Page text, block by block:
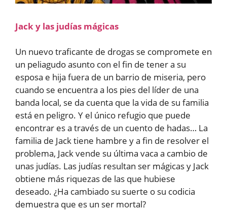
Jack y las judías mágicas
Un nuevo traficante de drogas se compromete en
un peliagudo asunto con el fin de tener a su
esposa e hija fuera de un barrio de miseria, pero
cuando se encuentra a los pies del líder de una
banda local, se da cuenta que la vida de su familia
está en peligro. Y el único refugio que puede
encontrar es a través de un cuento de hadas… La
familia de Jack tiene hambre y a fin de resolver el
problema, Jack vende su última vaca a cambio de
unas judías. Las judías resultan ser mágicas y Jack
obtiene más riquezas de las que hubiese
deseado. ¿Ha cambiado su suerte o su codicia
demuestra que es un ser mortal?